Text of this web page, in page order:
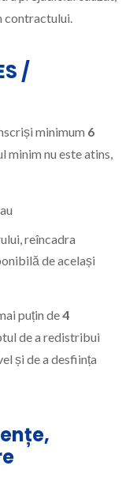
contractului.
/
minimum 6
minim nu este atins,
reîncadra
de același
puțin de4
de a redistribui
și de a desființa